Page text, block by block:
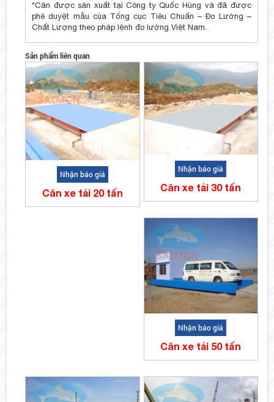
*Cân được sản xuất tại Công ty Quốc Hùng và đã được
phê duyệt mẫu của Tổng cục Tiêu Chuẩn – Đo Lường –
Chất Lượng theo pháp lệnh đo lường Việt Nam.
Sản phẩm liên quan
Nhận báo giá
Cân xe tải 20 tấn
Nhận báo giá
Cân xe tải 30 tấn
Nhận báo giá
Cân xe tải 50 tấn